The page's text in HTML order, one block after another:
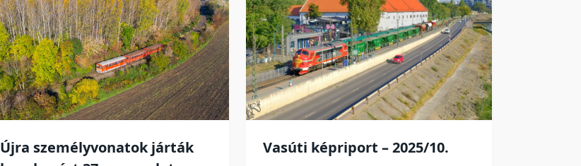
Újra személyvonatok járták
Vasúti képriport – 2025/10.